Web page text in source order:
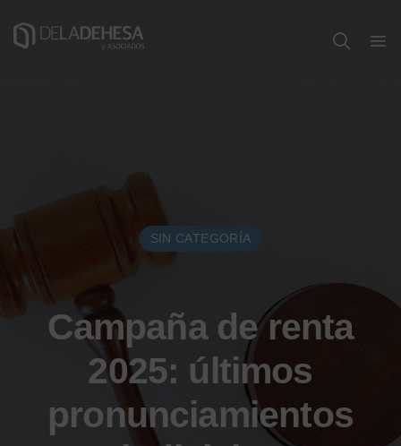
SIN CATEGORÍA
Campaña de renta
2025: últimos
pronunciamientos